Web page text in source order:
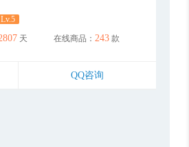
Lv.5
天 在线商品： 243 款
QQ咨询